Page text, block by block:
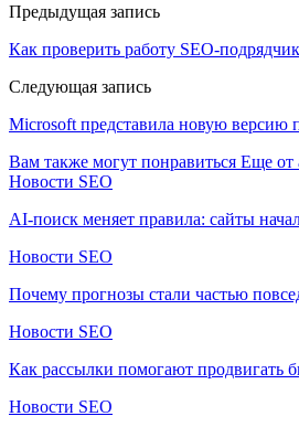
Предыдущая запись
Как проверить работу SEO-
Следующая запись
Microsoft представила новую версию
Вам также могут понравиться Еще от
Новости SEO
AI-поиск меняет правила: сайты
Новости SEO
Почему прогнозы стали частью
Новости SEO
Как рассылки помогают продвигать
Новости SEO